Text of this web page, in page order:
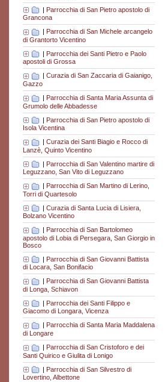
| Parrocchia di San Pietro apostolo di
Grancona
Parrocchia di San Michele arcangelo
di Grantorto Vicentino
| Parrocchia dei Santi Pietro e Paolo
apostoli di Grossa
Curazia di San Zaccaria di Gaianigo,
Gazzo
| Parrocchia di Santa Maria Assunta di
Grumolo delle Abbadesse
| Parrocchia di San Pietro apostolo di
Isola Vicentina
| Curazia dei Santi Biagio e Rocco di
Lanzè, Quinto Vicentino
| Parrocchia di San Valentino martire di
Leguzzano, San Vito di Leguzzano
| Parrocchia di San Martino di Lerino,
Torri di Quartesolo
| Curazia di Santa Lucia di Lisiera,
Bolzano Vicentino
Parrocchia di San Bartolomeo
apostolo di Lobia di Persegara, San Giorgio in
Bosco
| Parrocchia di San Giovanni Battista
di Locara, San Bonifacio
Parrocchia di San Giovanni Battista
di Longa, Schiavon
| Parrocchia dei Santi Filippo e
Giacomo di Longara, Vicenza
Parrocchia di Santa Maria Maddalena
di Longare
| Parrocchia di San Cristoforo e dei
Santi Quirico e Giulita di Lonigo
| Parrocchia di San Silvestro di
Lovertino, Albettone